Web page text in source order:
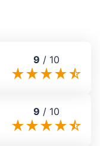
9 / 10
9 / 10